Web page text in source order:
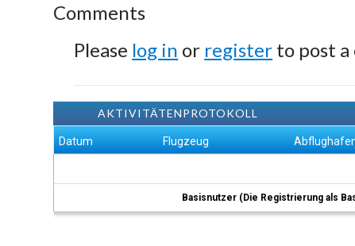
Comments
Please log in or register to post a
AKTIVITÄTENPROTOKOLL
Datum Flugzeug
Basisnutzer (Die Registrierung als